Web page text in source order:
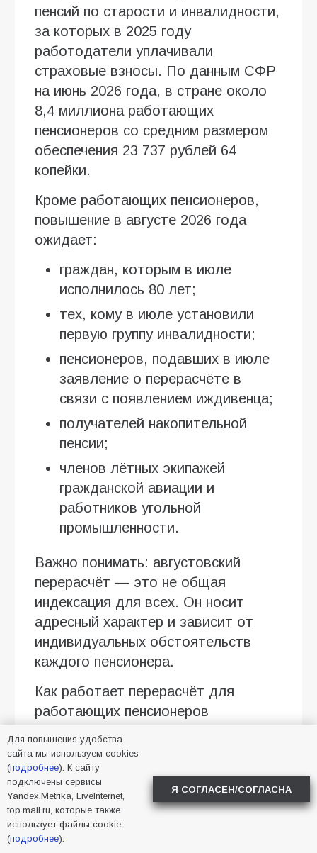
пенсий по старости и инвалидности,
за которых в 2025 году
работодатели уплачивали
страховые взносы. По данным СФР
на июнь 2026 года, в стране около
8,4 миллиона работающих
пенсионеров со средним размером
обеспечения 23 737 рублей 64
копейки.
Кроме работающих пенсионеров,
повышение в августе 2026 года
ожидает:
граждан, которым в июле
исполнилось 80 лет;
тех, кому в июле установили
первую группу инвалидности;
пенсионеров, подавших в июле
заявление о перерасчёте в
связи с появлением иждивенца;
получателей накопительной
пенсии;
членов лётных экипажей
гражданской авиации и
работников угольной
промышленности.
Важно понимать: августовский
перерасчёт — это не общая
индексация для всех. Он носит
адресный характер и зависит от
индивидуальных обстоятельств
каждого пенсионера.
Как работает перерасчёт для
работающих пенсионеров
Если пенсионер официально
трудился в 2025 году,
работодатель перечислял за него
страховые взносы в систему
обязательного пенсионного
страхования. Эти сведения
Для повышения удобства
сайта мы используем cookies
(подробнее). К сайту
подключены сервисы
Yandex.Metrika, LiveInternet,
top.mail.ru, которые также
использует файлы cookie
(подробнее).
Я СОГЛАСЕН/СОГЛАСНА